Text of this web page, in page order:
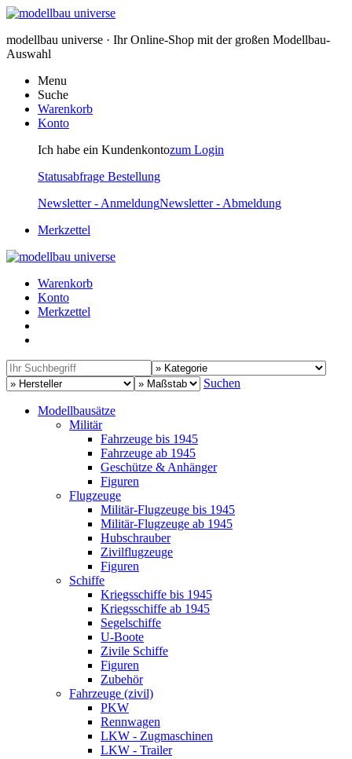
modellbau universe · Ihr Online-Shop mit der großen Modellbau-
Auswahl
Menu
Suche
Warenkorb
Konto
Ich habe ein Kundenkontozum Login
Statusabfrage Bestellung
Newsletter - AnmeldungNewsletter - Abmeldung
Merkzettel
Warenkorb
Konto
Merkzettel
Suchen
Modellbausätze
Militär
Fahrzeuge bis 1945
Fahrzeuge ab 1945
Geschütze & Anhänger
Figuren
Flugzeuge
Militär-Flugzeuge bis 1945
Militär-Flugzeuge ab 1945
Hubschrauber
Zivilflugzeuge
Figuren
Schiffe
Kriegsschiffe bis 1945
Kriegsschiffe ab 1945
Segelschiffe
U-Boote
Zivile Schiffe
Figuren
Zubehör
Fahrzeuge (zivil)
PKW
Rennwagen
LKW - Zugmaschinen
LKW - Trailer